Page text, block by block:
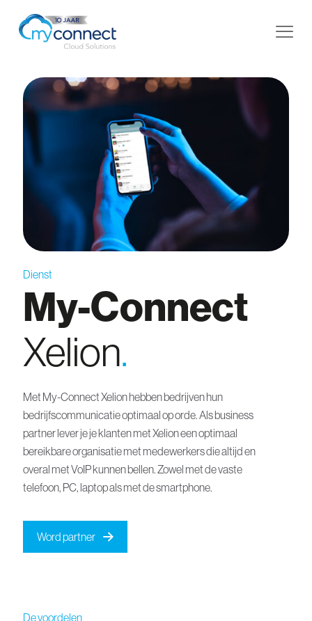
Dienst
My-Connect
Xelion.
Met My-Connect Xelion hebben bedrijven hun
bedrijfscommunicatie optimaal op orde. Als business
partner lever je je klanten met Xelion een optimaal
bereikbare organisatie met medewerkers die altijd en
overal met VoIP kunnen bellen. Zowel met de vaste
telefoon, PC, laptop als met de smartphone.
Word partner
De voordelen